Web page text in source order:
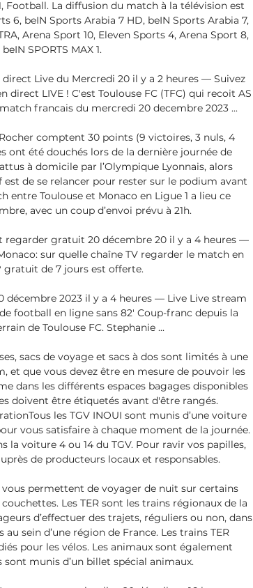
Football. La diffusion du match à la télévision est
6, beIN Sports Arabia 7 HD, beIN Sports Arabia 7,
Arena Sport 10, Eleven Sports 4, Arena Sport 8,
beIN SPORTS MAX 1.
Live du Mercredi 20 il y a 2 heures — Suivez
direct LIVE ! C'est Toulouse FC (TFC) qui recoit AS
francais du mercredi 20 decembre 2023 ...
comptent 30 points (9 victoires, 3 nuls, 4
ont été douchés lors de la dernière journée de
à domicile par l’Olympique Lyonnais, alors
est de se relancer pour rester sur le podium avant
entre Toulouse et Monaco en Ligue 1 a lieu ce
avec un coup d’envoi prévu à 21h.
regarder gratuit 20 décembre 20 il y a 4 heures —
sur quelle chaîne TV regarder le match en
gratuit de 7 jours est offerte.
décembre 2023 il y a 4 heures — Live Live stream
football en ligne sans 82' Coup-franc depuis la
de Toulouse FC. Stephanie ...
sacs de voyage et sacs à dos sont limités à une
et que vous devez être en mesure de pouvoir les
dans les différents espaces bagages disponibles
doivent être étiquetés avant d'être rangés.
les TGV INOUI sont munis d’une voiture
vous satisfaire à chaque moment de la journée.
la voiture 4 ou 14 du TGV. Pour ravir vos papilles,
de producteurs locaux et responsables.
permettent de voyager de nuit sur certains
Les TER sont les trains régionaux de la
d’effectuer des trajets, réguliers ou non, dans
sein d’une région de France. Les trains TER
pour les vélos. Les animaux sont également
sont munis d’un billet spécial animaux.